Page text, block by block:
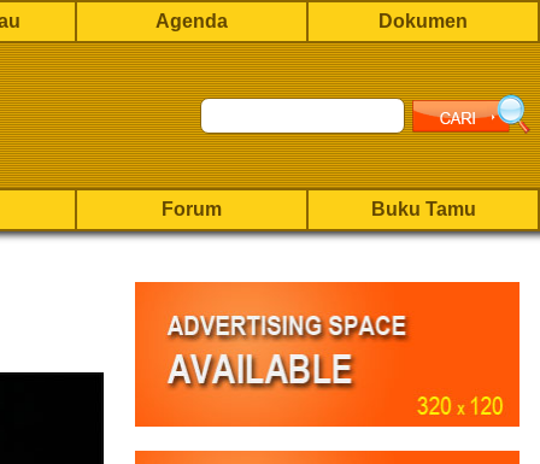
Agenda Dokumen
Forum Buku Tamu